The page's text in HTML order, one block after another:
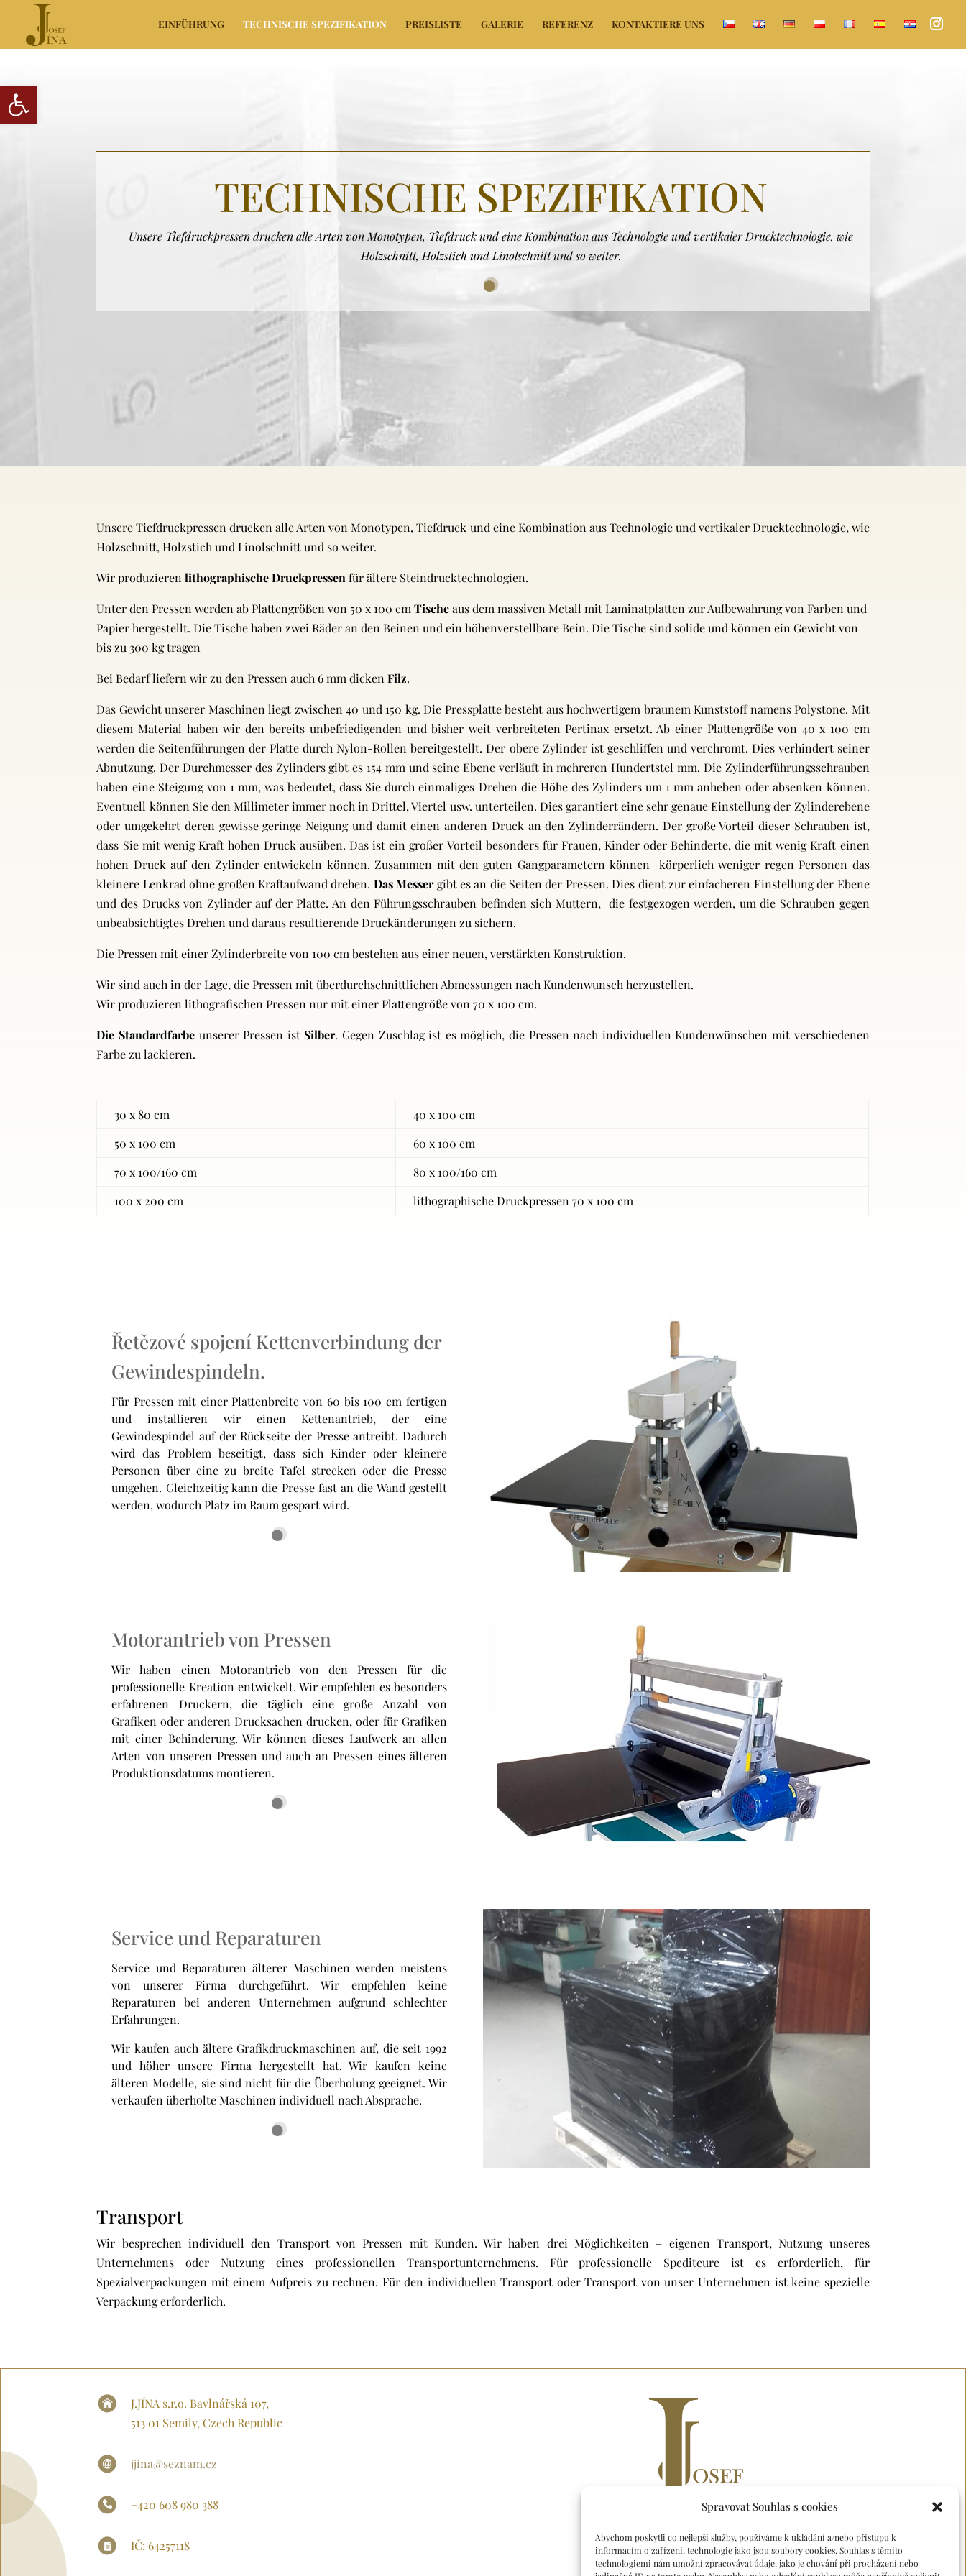
Werkzeugleiste öffnen
Spravovat Souhlas s cookies
Abychom poskytli co nejlepší služby, používáme k ukládání a/nebo přístupu k
informacím o zařízení, technologie jako jsou soubory cookies. Souhlas s těmito
technologiemi nám umožní zpracovávat údaje, jako je chování při procházení nebo
EINFÜHRUNG TECHNISCHE SPEZIFIKATION PREISLISTE GALERIE REFERENZ KONTAKTIERE UNS
TECHNISCHE SPEZIFIKATION
Unsere Tiefdruckpressen drucken alle Arten von Monotypen, Tiefdruck und eine Kombination aus Technologie und vertikaler Drucktechnologie, wie
Holzschnitt, Holzstich und Linolschnitt und so weiter.
Unsere Tiefdruckpressen drucken alle Arten von Monotypen, Tiefdruck und eine Kombination aus Technologie und vertikaler Drucktechnologie, wie
Holzschnitt, Holzstich und Linolschnitt und so weiter.
Wir produzierenlithographische Druckpressen für ältere Steindrucktechnologien.
Unter den Pressen werden ab Plattengrößen von 50 x 100 cmTischeaus dem massiven Metall mit Laminatplatten zur Aufbewahrung von Farben und
Papier hergestellt. Die Tische haben zwei Räder an den Beinen und ein höhenverstellbare Bein. Die Tische sind solide und können ein Gewicht von
bis zu 300 kg tragen
Bei Bedarf liefern wir zu den Pressen auch 6 mm dickenFilz.
Das Gewicht unserer Maschinen liegt zwischen 40 und 150 kg. Die Pressplatte besteht aus hochwertigem braunem Kunststoff namens Polystone. Mit
diesem Material haben wir den bereits unbefriedigenden und bisher weit verbreiteten Pertinax ersetzt. Ab einer Plattengröße von 40 x 100 cm
werden die Seitenführungen der Platte durch Nylon-Rollen bereitgestellt. Der obere Zylinder ist geschliffen und verchromt. Dies verhindert seiner
Abnutzung. Der Durchmesser des Zylinders gibt es 154 mm und seine Ebene verläuft in mehreren Hundertstel mm. Die Zylinderführungsschrauben
haben eine Steigung von 1 mm, was bedeutet, dass Sie durch einmaliges Drehen die Höhe des Zylinders um 1 mm anheben oder absenken können.
Eventuell können Sie den Millimeter immer noch in Drittel, Viertel usw. unterteilen. Dies garantiert eine sehr genaue Einstellung der Zylinderebene
oder umgekehrt deren gewisse geringe Neigung und damit einen anderen Druck an den Zylinderrändern. Der große Vorteil dieser Schrauben ist,
dass Sie mit wenig Kraft hohen Druck ausüben. Das ist ein großer Vorteil besonders für Frauen, Kinder oder Behinderte, die mit wenig Kraft einen
hohen Druck auf den Zylinder entwickeln können. Zusammen mit den guten Gangparametern können körperlich weniger regen Personen das
kleinere Lenkrad ohne großen Kraftaufwand drehen. Das Messergibt es an die Seiten der Pressen. Dies dient zur einfacheren Einstellung der Ebene
und des Drucks von Zylinder auf der Platte. An den Führungsschrauben befinden sich Muttern, die festgezogen werden, um die Schrauben gegen
unbeabsichtigtes Drehen und daraus resultierende Druckänderungen zu sichern.
Die Pressen mit einer Zylinderbreite von 100 cm bestehen aus einer neuen, verstärkten Konstruktion.
Wir sind auch in der Lage, die Pressen mit überdurchschnittlichen Abmessungen nach Kundenwunsch herzustellen.
Wir produzieren lithografischen Pressen nur mit einer Plattengröße von 70 x 100 cm.
Die Standardfarbe unserer Pressen ist Silber. Gegen Zuschlag ist es möglich, die Pressen nach individuellen Kundenwünschen mit verschiedenen
Farbe zu lackieren.
30 x 80 cm
40 x 100 cm
50 x 100 cm
60 x 100 cm
70 x 100/160 cm
80 x 100/160 cm
100 x 200 cm
lithographische Druckpressen 70 x 100 cm
Řetězové spojení Kettenverbindung der
Gewindespindeln.
Für Pressen mit einer Plattenbreite von 60 bis 100 cm fertigen
und installieren wir einen Kettenantrieb, der eine
Gewindespindel auf der Rückseite der Presse antreibt. Dadurch
wird das Problem beseitigt, dass sich Kinder oder kleinere
Personen über eine zu breite Tafel strecken oder die Presse
umgehen. Gleichzeitig kann die Presse fast an die Wand gestellt
werden, wodurch Platz im Raum gespart wird.
Motorantrieb von Pressen
Wir haben einen Motorantrieb von den Pressen für die
professionelle Kreation entwickelt. Wir empfehlen es besonders
erfahrenen Druckern, die täglich eine große Anzahl von
Grafiken oder anderen Drucksachen drucken, oder für Grafiken
mit einer Behinderung. Wir können dieses Laufwerk an allen
Arten von unseren Pressen und auch an Pressen eines älteren
Produktionsdatums montieren.
Service und Reparaturen
Service und Reparaturen älterer Maschinen werden meistens
von unserer Firma durchgeführt. Wir empfehlen keine
Reparaturen bei anderen Unternehmen aufgrund schlechter
Erfahrungen.
Wir kaufen auch ältere Grafikdruckmaschinen auf, die seit 1992
und höher unsere Firma hergestellt hat. Wir kaufen keine
älteren Modelle, sie sind nicht für die Überholung geeignet. Wir
verkaufen überholte Maschinen individuell nach Absprache.
Transport
Wir besprechen individuell den Transport von Pressen mit Kunden. Wir haben drei Möglichkeiten – eigenen Transport, Nutzung unseres
Unternehmens oder Nutzung eines professionellen Transportunternehmens. Für professionelle Spediteure ist es erforderlich, für
Spezialverpackungen mit einem Aufpreis zu rechnen. Für den individuellen Transport oder Transport von unser Unternehmen ist keine spezielle
Verpackung erforderlich.
J.JÍNA s.r.o. Bavlnářská 107,
513 01 Semily, Czech Republic
jjina@seznam.cz
+420 608 980 388
IČ: 64257118